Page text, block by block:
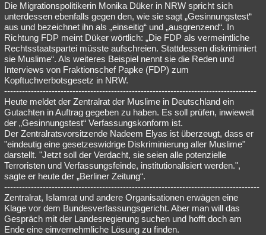
Die Migrationspolitikerin Monika Düker in NRW spricht sich
unterdessen ebenfalls gegen den, wie sie sagt „Gesinnungstest“
aus und bezeichnet ihn als „einseitig“ und „ausgrenzend“. In
Richtung FDP meint Düker wörtlich: „Die FDP als vermeintliche
Rechtsstaatspartei müsste aufschreien. Stattdessen diskriminiert
sie Muslime“. Als weiteres Beispiel nennt sie die Reden und
Interviews von Fraktionschef Papke (FDP) zum
Kopftuchverbotsgesetz in NRW.
-------------------------------------------------------------------------------------
Heute meldet der Zentralrat der Muslime in Deutschland ein
Gutachten in Auftrag gegeben zu haben. Es soll prüfen, inwieweit
der „Gesinnungstest“ Verfassungskonform ist.
Der Zentralratsvorsitzende Nadeem Elyas ist überzeugt, dass er
"eindeutig eine gesetzeswidrige Diskriminierung aller Muslime"
darstellt. "Jetzt soll der Verdacht, sie seien alle potenzielle
Terroristen und Verfassungsfeinde, institutionalisiert werden.",
sagte er heute der „Berliner Zeitung“.
--------------------------------------------------------------------------------------
Zentralrat, Islamrat und andere Organisationen erwägen eine
Klage vor dem Bundesverfassungsgericht. Aber man will das
Gespräch mit der Landesregierung suchen und hofft doch am
Ende eine einvernehmliche Lösung zu finden.